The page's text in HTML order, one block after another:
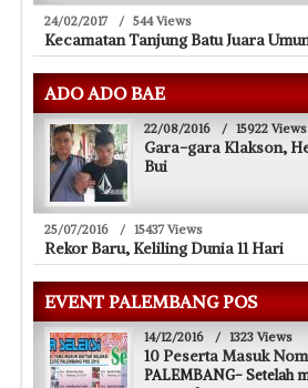
24/02/2017 / 544 Views
Kecamatan Tanjung Batu Juara
ADO ADO BAE
22/08/2016 / 15922 Views
Gara-gara Klakson,
Bui
25/07/2016 / 15437 Views
Rekor Baru, Keliling Dunia 11 Hari
EVENT PALEMBANG POS
14/12/2016 / 1323 Views
10 Peserta Masuk
PALEMBANG- Setelah